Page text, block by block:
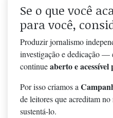
Se o que você
para você,
Produzir jornalismo
investigação e dedicação —
continueaberto e
Por isso criamos a
de leitores que acreditam
sustentá-lo.